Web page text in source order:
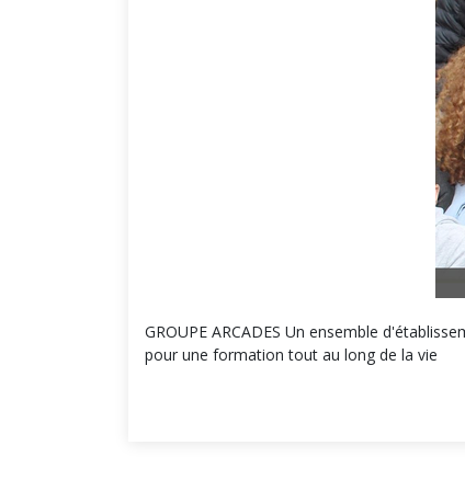
GROUPE ARCADES Un ensemble
pour une formation tout au long de la vie